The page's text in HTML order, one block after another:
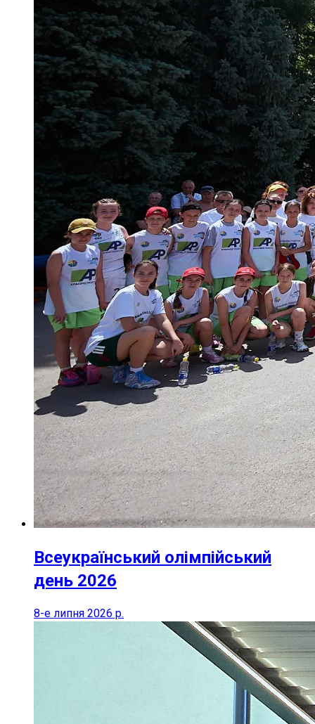
Всеукраїнський олімпійський
день 2026
8-е липня 2026 р.